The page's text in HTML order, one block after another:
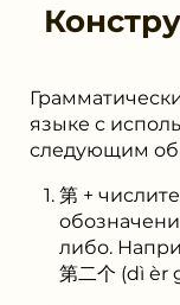
языке с
следующим
第 +
либо.
第二个 (dì èr